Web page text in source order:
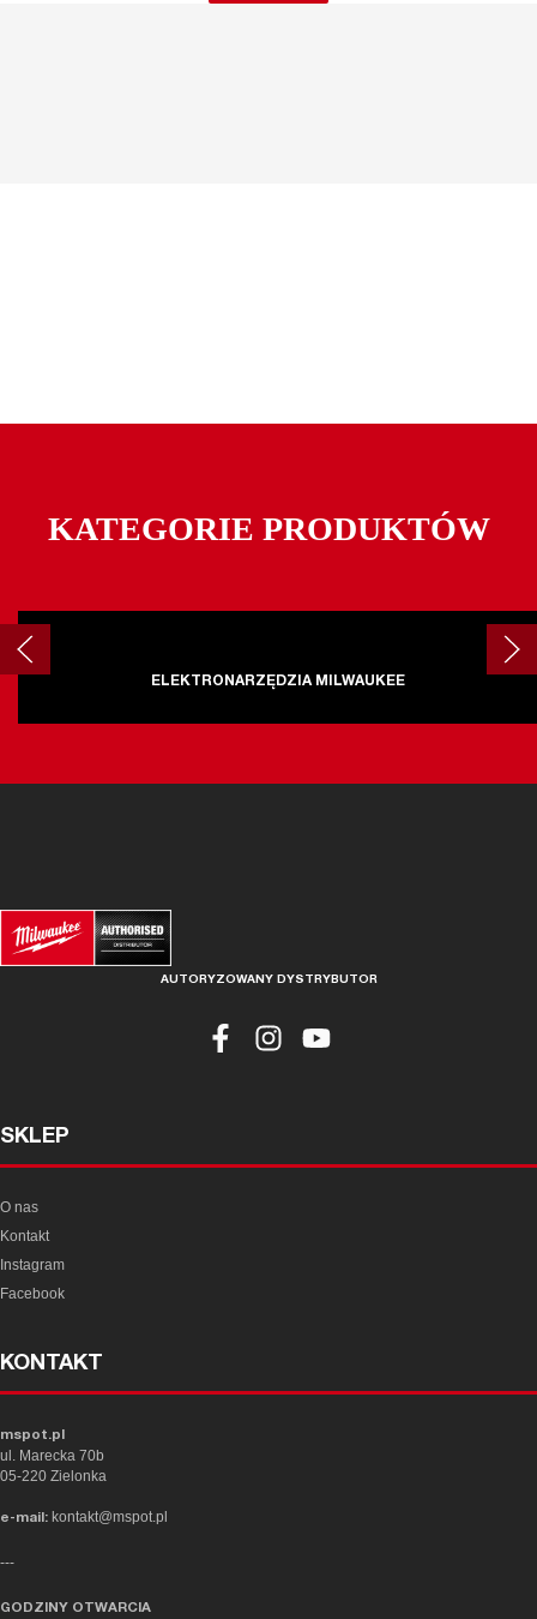
KATEGORIE PRODUKTÓW
ELEKTRONARZĘDZIA MILWAUKEE
AUTORYZOWANY DYSTRYBUTOR
SKLEP
O nas
Kontakt
Instagram
Facebook
KONTAKT
mspot.pl
ul. Marecka 70b
05-220 Zielonka
e-mail: kontakt@mspot.pl
---
GODZINY OTWARCIA